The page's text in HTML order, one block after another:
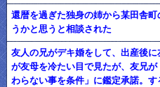
還暦を過ぎた独身の姉から某田舎
うかと思うと相談された
友人の兄がデキ婚をして、出産後
が友母を冷たい目で見たが、友兄
わらない事を条件」に鑑定承諾。す